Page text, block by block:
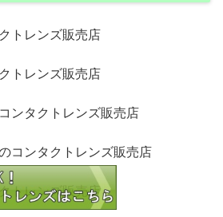
トレンズ販売店
トレンズ販売店
ンタクトレンズ販売店
コンタクトレンズ販売店
トレンズ販売店